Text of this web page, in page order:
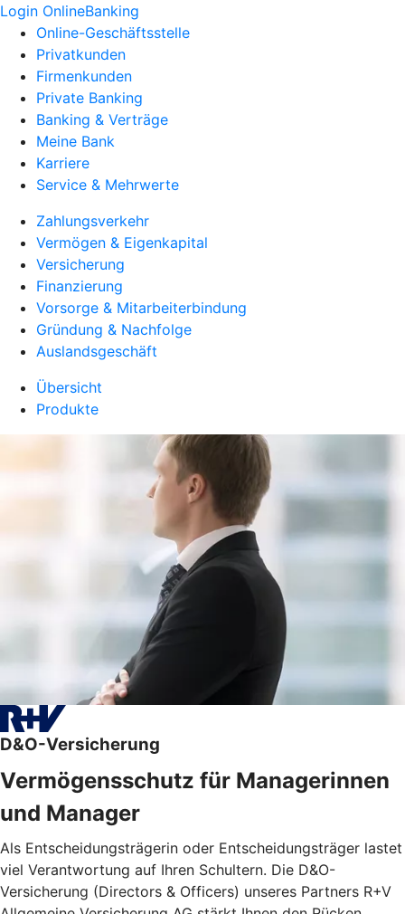
Login OnlineBanking
Online-Geschäftsstelle
Privatkunden
Firmenkunden
Private Banking
Banking & Verträge
Meine Bank
Karriere
Service & Mehrwerte
Zahlungsverkehr
Vermögen & Eigenkapital
Versicherung
Finanzierung
Vorsorge & Mitarbeiterbindung
Gründung & Nachfolge
Auslandsgeschäft
Übersicht
Produkte
D&O-Versicherung
Vermögensschutz für Managerinnen
und Manager
Als Entscheidungsträgerin oder Entscheidungsträger lastet
viel Verantwortung auf Ihren Schultern. Die D&O-
Versicherung (Directors & Officers) unseres Partners R+V